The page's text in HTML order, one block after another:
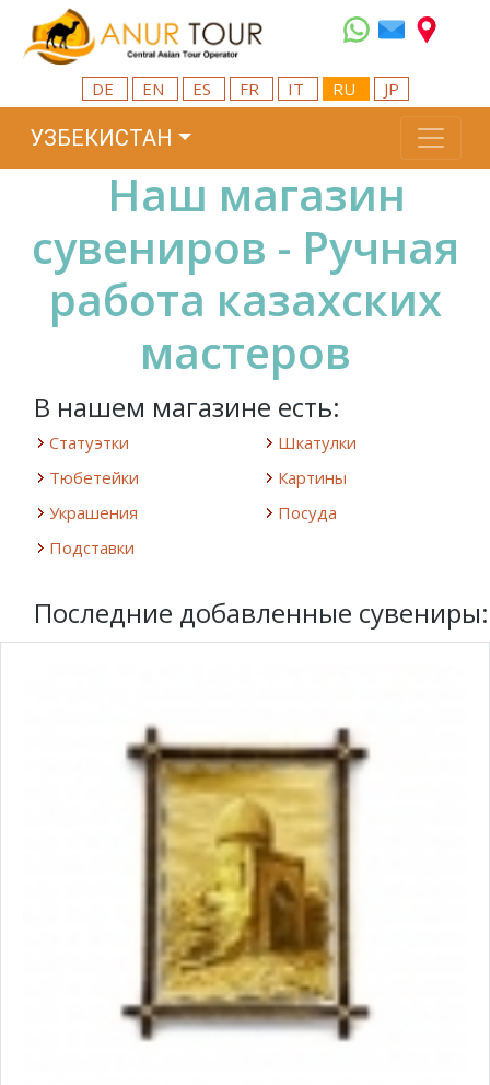
DE EN ES FR IT RU JP
УЗБЕКИСТАН
Наш магазин
сувениров - Ручная
работа казахских
мастеров
В нашем магазине есть:
Статуэтки
Шкатулки
Тюбетейки
Картины
Украшения
Посуда
Подставки
Последние добавленные сувениры: